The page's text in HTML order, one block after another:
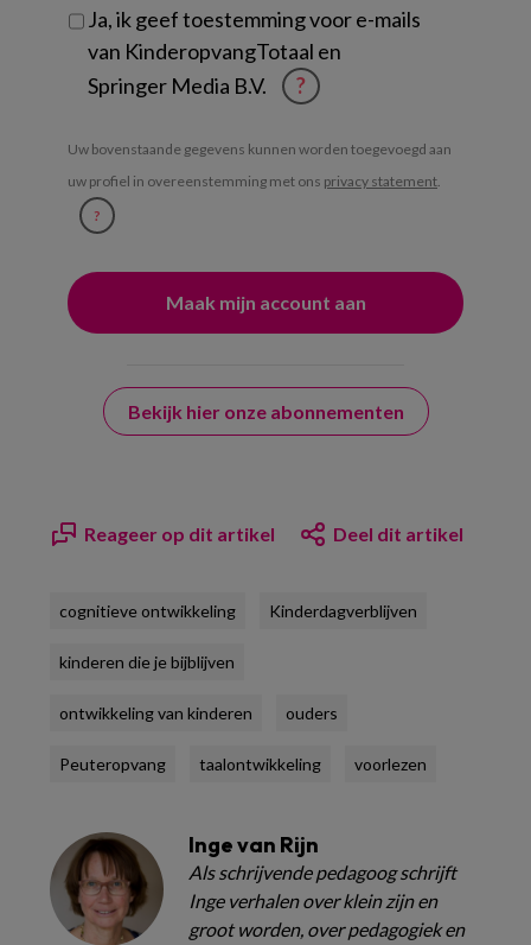
Ja, ik geef toestemming voor e-mails
van KinderopvangTotaal en
Springer Media B.V.
?
Uw bovenstaande gegevens kunnen worden toegevoegd aan
uw profiel in overeenstemming met ons privacy statement.
?
Bekijk hier onze abonnementen
Reageer op dit artikel Deel dit artikel
cognitieve ontwikkeling Kinderdagverblijven
kinderen die je bijblijven
ontwikkeling van kinderen ouders
Peuteropvang taalontwikkeling voorlezen
Inge van Rijn
Als schrijvende pedagoog schrijft
Inge verhalen over klein zijn en
groot worden, over pedagogiek en